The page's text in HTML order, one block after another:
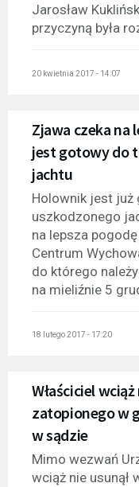
Jarosław
przyczyną była
20 kwietnia 2017 - 14:07
Zjawa czeka na
jest gotowy do
jachtu
Holownik jest już
uszkodzonego
na lepsza
Centrum
do którego
na mieliźnie 5
18 lutego 2017 - 17:20
Właściciel
zatopionego w
w sądzie
Mimo wezwań
wciąż nie usunął